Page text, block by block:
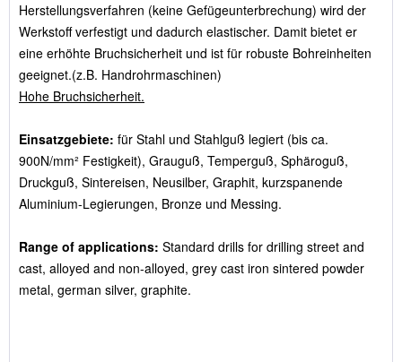
Herstellungsverfahren (keine Gefügeunterbrechung) wird der
Werkstoff verfestigt und dadurch elastischer. Damit bietet er
eine erhöhte Bruchsicherheit und ist für robuste Bohreinheiten
geeignet.(z.B. Handrohrmaschinen)
Hohe Bruchsicherheit.
Einsatzgebiete: für Stahl und Stahlguß legiert (bis ca.
900N/mm² Festigkeit), Grauguß, Temperguß, Sphäroguß,
Druckguß, Sintereisen, Neusilber, Graphit, kurzspanende
Aluminium-Legierungen, Bronze und Messing.
Range of applications: Standard drills for drilling street and
cast, alloyed and non-alloyed, grey cast iron sintered powder
metal, german silver, graphite.